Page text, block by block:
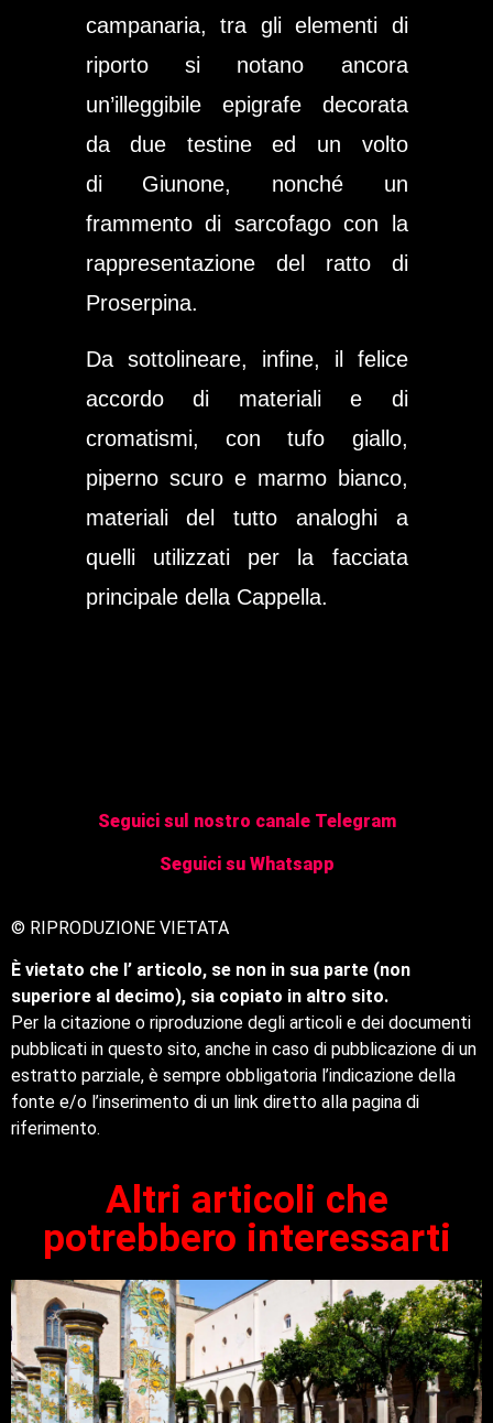
campanaria, tra gli elementi di
riporto si notano ancora
un’illeggibile epigrafe decorata
da due testine ed un volto
di Giunone, nonché un
frammento di sarcofago con la
rappresentazione del
ratto di
Proserpina.
Da sottolineare, infine, il felice
accordo di materiali e di
cromatismi, con tufo giallo,
piperno scuro e marmo bianco,
materiali del tutto analoghi a
quelli utilizzati per la facciata
principale della Cappella.
Seguici sul nostro canale Telegram
Seguici su Whatsapp
© RIPRODUZIONE VIETATA
È vietato che l’ articolo, se non in sua parte (non
superiore al decimo), sia copiato in altro sito.
Per la citazione o riproduzione degli articoli e dei documenti
pubblicati in questo sito, anche in caso di pubblicazione di un
estratto parziale, è sempre obbligatoria l’indicazione della
fonte e/o l’inserimento di un link diretto alla pagina di
riferimento.
Altri articoli che
potrebbero interessarti